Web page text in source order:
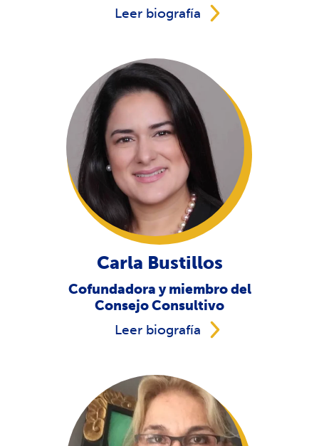
Leer biografía
Carla Bustillos
Cofundadora y miembro del
Consejo Consultivo
Leer biografía